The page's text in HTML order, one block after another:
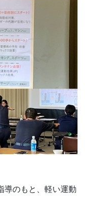
導のもと、軽い運動